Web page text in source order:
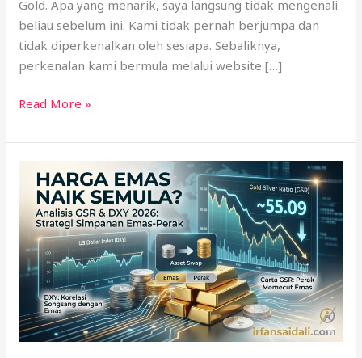
Gold. Apa yang menarik, saya langsung tidak mengenali
beliau sebelum ini. Kami tidak pernah berjumpa dan
tidak diperkenalkan oleh sesiapa. Sebaliknya,
perkenalan kami bermula melalui website […]
Read More »
Harga
Emas
Naik
Semula?
Ini
Petunjuk
Dari
DXY
Dan